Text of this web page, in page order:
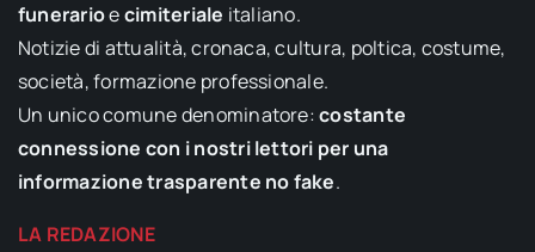
funerarioecimiteriale italiano.
Notizie di attualità, cronaca, cultura, poltica, costume,
società, formazione professionale.
Un unico comune denominatore:costante
connessione con i nostri lettori per una
informazione trasparente no fake.
LA REDAZIONE